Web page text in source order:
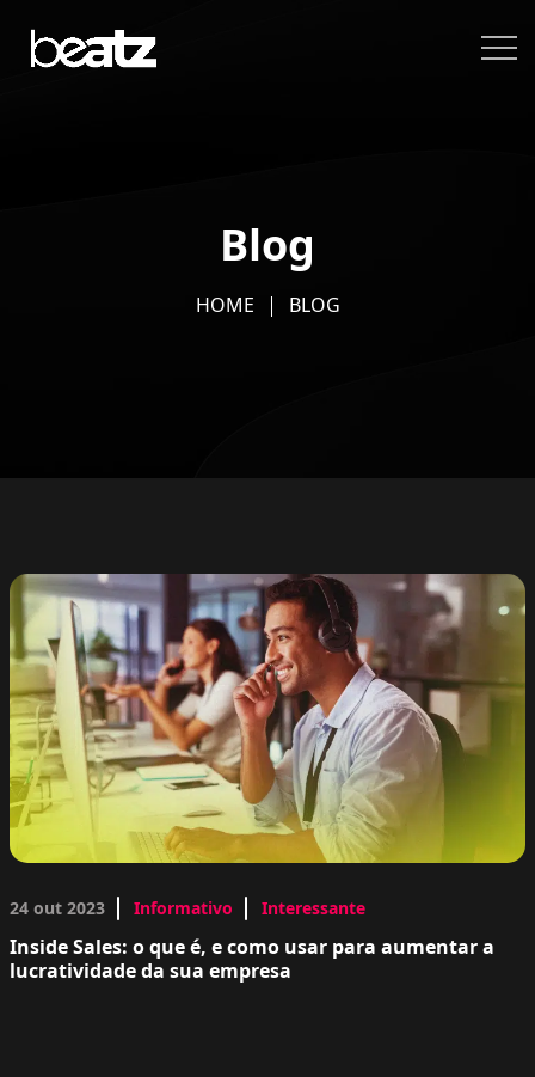
Blog
HOME BLOG
24 out 2023 Informativo Interessante
Inside Sales: o que é, e como usar para aumentar a
lucratividade da sua empresa